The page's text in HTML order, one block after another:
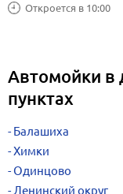
Откроется в 10:00
Автомойки в
пунктах
Балашиха
Химки
Одинцово
Ленинский округ